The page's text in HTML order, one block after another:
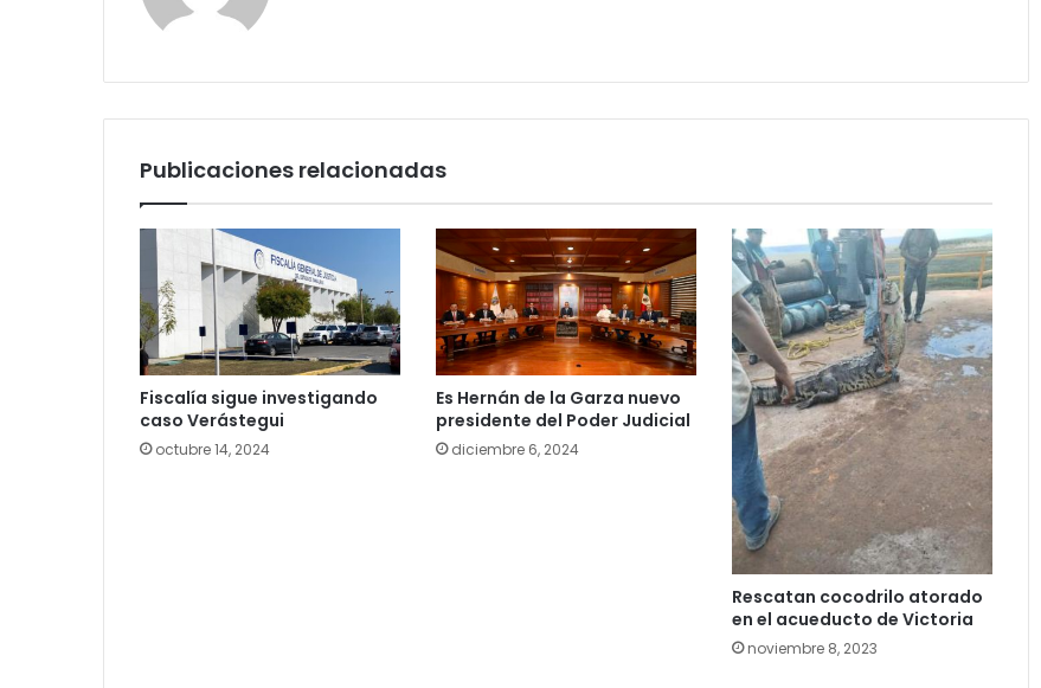
Publicaciones relacionadas
Fiscalía sigue investigando
caso Verástegui
octubre 14, 2024
Es Hernán de la Garza nuevo
presidente del Poder Judicial
diciembre 6, 2024
Rescatan cocodrilo atorado
en el acueducto de Victoria
noviembre 8, 2023